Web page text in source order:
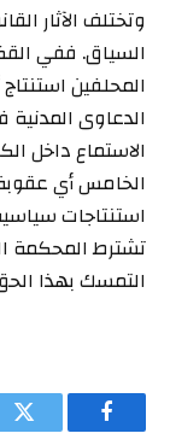
وتختلف الآثار
السياق. ففي
المحلفين
الدعاوى
الاستماع داخل
الخامس أي عقوبة
تشترط المحكمة
التمسك بهذا
فيسبوك